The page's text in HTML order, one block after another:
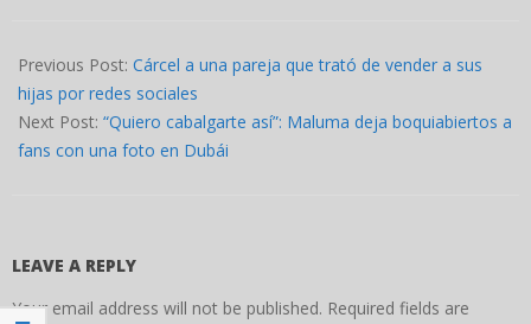
03-
28
Previous Post: Cárcel a una pareja que trató de vender a sus
hijas por redes sociales
Next Post: “Quiero cabalgarte así”: Maluma deja boquiabiertos a
fans con una foto en Dubái
LEAVE A REPLY
Your email address will not be published. Required fields are